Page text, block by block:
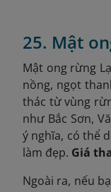
25. Mật
Mật ong rừng
nồng, ngọt
thác từ vùng
như Bắc Sơn,
ý nghĩa, có thể
làm đẹp. Giá
Ngoài ra, nếu